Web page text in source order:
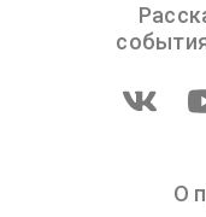
О